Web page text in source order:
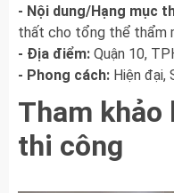
- Nội dung/Hạng mục
thất cho tổng thể thẩm
- Địa điểm: Quận 10,
- Phong cách: Hiện đại,
Tham
thi công